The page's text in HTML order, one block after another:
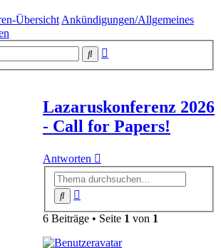
Übersicht Ankündigungen/Allgemeines
Suche
Lazaruskonferenz 2026
- Call for Papers!
Antworten
Suche
6 Beiträge • Seite 1 von 1